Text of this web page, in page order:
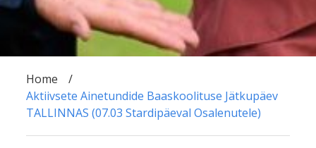
Home
Aktiivsete Ainetundide Baaskoolituse Jätkupäev
TALLINNAS (07.03 Stardipäeval Osalenutele)